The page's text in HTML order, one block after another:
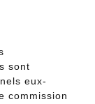
sont
eux-
commission